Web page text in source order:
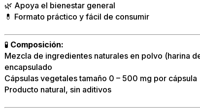
🌿 Apoya el bienestar general
💊 Formato práctico y fácil de consumir
🧪 Composición:
Mezcla de ingredientes naturales en polvo (harina
encapsulado
Cápsulas vegetales tamaño 0 – 500 mg por cápsula
Producto natural, sin aditivos